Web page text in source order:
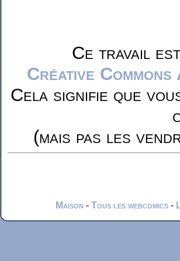
Ce travail
Créative
Cela signifie que
(mais pas les
Maison - Tous les webcomics -